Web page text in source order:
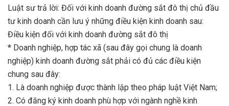
Luật sư trả lời: Đối với kinh doanh đường sắt đô thị chủ đầu
tư kinh doanh cần lưu ý những điều kiện kinh doanh sau:
Điều kiện đối với kinh doanh đường sắt đô thị
* Doanh nghiệp, hợp tác xã (sau đây gọi chung là doanh
nghiệp) kinh doanh đường sắt phải có đủ các điều kiện
chung sau đây:
1. Là doanh nghiệp được thành lập theo pháp luật Việt Nam;
2. Có đăng ký kinh doanh phù hợp với ngành nghề kinh